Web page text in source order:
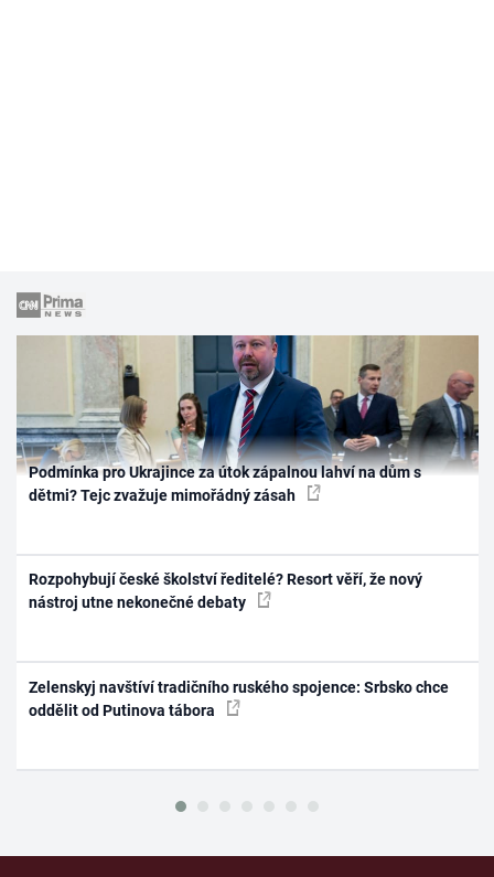
Podmínka pro Ukrajince za útok zápalnou lahví na dům s
dětmi? Tejc zvažuje mimořádný zásah
Rozpohybují české školství ředitelé? Resort věří, že nový
nástroj utne nekonečné debaty
Zelenskyj navštíví tradičního ruského spojence: Srbsko chce
oddělit od Putinova tábora